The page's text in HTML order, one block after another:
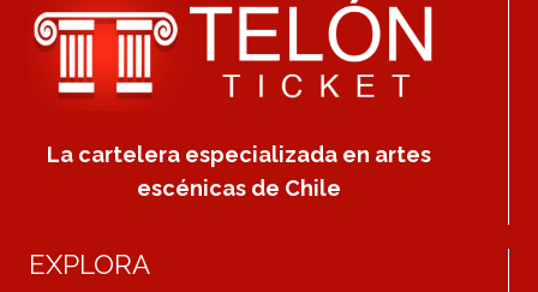
La cartelera especializada en artes
escénicas de Chile
EXPLORA